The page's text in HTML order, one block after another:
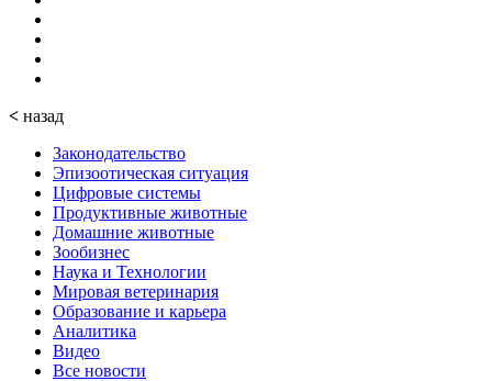
< назад
Законодательство
Эпизоотическая ситуация
Цифровые системы
Продуктивные животные
Домашние животные
Зообизнес
Наука и Технологии
Мировая ветеринария
Образование и карьера
Аналитика
Видео
Все новости